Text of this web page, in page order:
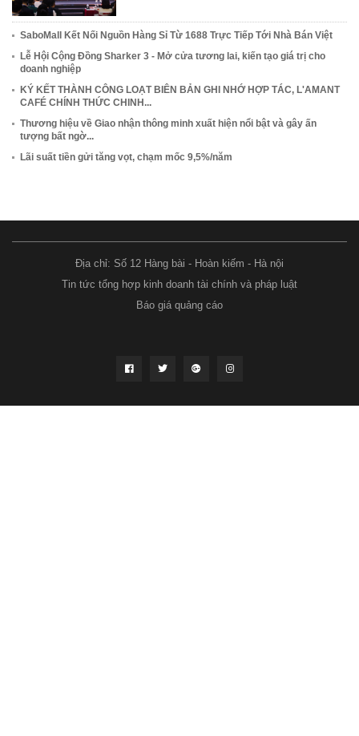
SaboMall Kết Nối Nguồn Hàng Sỉ Từ 1688 Trực Tiếp Tới Nhà Bán Việt
Lễ Hội Cộng Đồng Sharker 3 - Mở cửa tương lai, kiến tạo giá trị cho
doanh nghiệp
KÝ KẾT THÀNH CÔNG LOẠT BIÊN BẢN GHI NHỚ HỢP TÁC, L'AMANT
CAFÉ CHÍNH THỨC CHINH...
Thương hiệu về Giao nhận thông minh xuất hiện nổi bật và gây ấn
tượng bất ngờ...
Lãi suất tiền gửi tăng vọt, chạm mốc 9,5%/năm
Địa chỉ: Số 12 Hàng bài - Hoàn kiếm - Hà nội
Tin tức tổng hợp kinh doanh tài chính và pháp luật
Báo giá quảng cáo